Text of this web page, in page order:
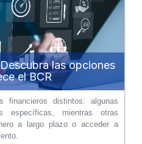
las opciones
el BCR
financieros distintos: algunas
específicas, mientras otras
a largo plazo o acceder a